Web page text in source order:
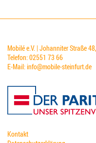
Mobilé e.V. | Johanniter Straße
Telefon: 02551 73 66
E-Mail:info@mobile-steinfurt.de
Kontakt